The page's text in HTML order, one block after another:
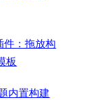
：拖放构
板
内置构建